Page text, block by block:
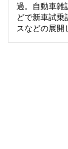
過。自動車雑
どで新車試乗
スなどの展開